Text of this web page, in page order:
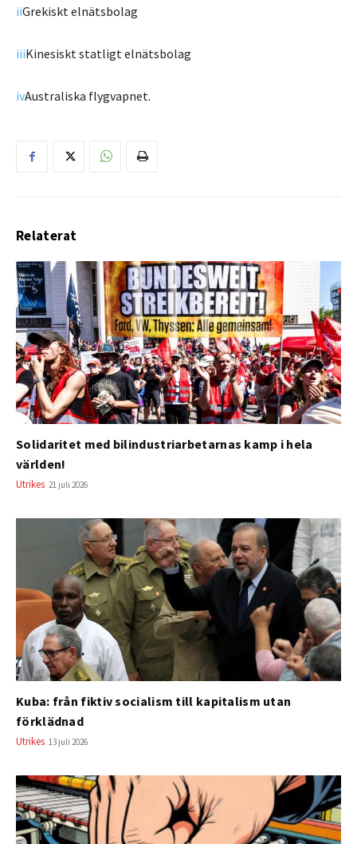
iiGrekiskt elnätsbolag
iiiKinesiskt statligt elnätsbolag
ivAustraliska flygvapnet.
Relaterat
Solidaritet med bilindustriarbetarnas kamp i hela
världen!
Utrikes 21 juli 2026
Kuba: från fiktiv socialism till kapitalism utan
förklädnad
Utrikes 13 juli 2026